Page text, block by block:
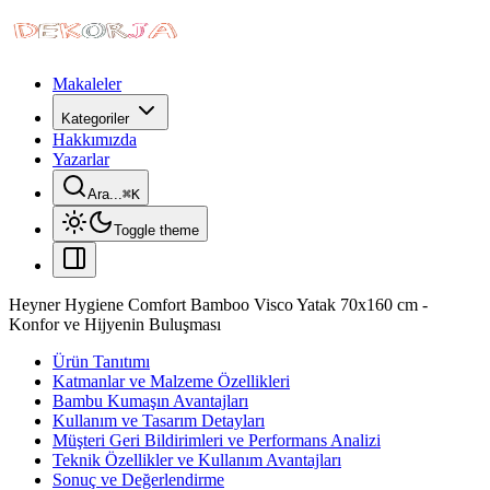
Makaleler
Kategoriler
Hakkımızda
Yazarlar
Ara...⌘K
Toggle theme
Heyner Hygiene Comfort Bamboo Visco Yatak 70x160 cm -
Konfor ve Hijyenin Buluşması
Ürün Tanıtımı
Katmanlar ve Malzeme Özellikleri
Bambu Kumaşın Avantajları
Kullanım ve Tasarım Detayları
Müşteri Geri Bildirimleri ve Performans Analizi
Teknik Özellikler ve Kullanım Avantajları
Sonuç ve Değerlendirme